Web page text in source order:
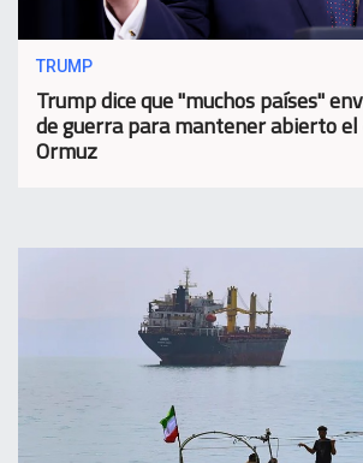
TRUMP
Trump dice que "muchos países"
de guerra para mantener abierto
Ormuz